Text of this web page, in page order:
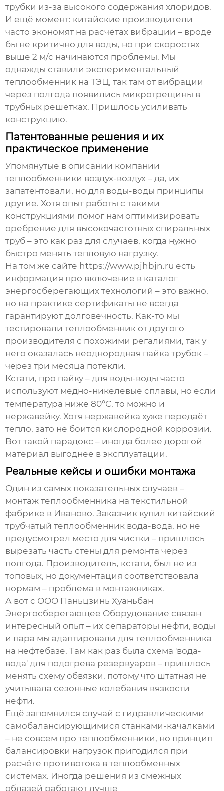
трубки из-за высокого содержания хлоридов.
И ещё момент: китайские производители
часто экономят на расчётах вибрации – вроде
бы не критично для воды, но при скоростях
выше 2 м/с начинаются проблемы. Мы
однажды ставили экспериментальный
теплообменник на ТЭЦ, так там от вибрации
через полгода появились микротрещины в
трубных решётках. Пришлось усиливать
конструкцию.
Патентованные решения и их
практическое применение
Упомянутые в описании компании
теплообменники воздух-воздух – да, их
запатентовали, но для воды-воды принципы
другие. Хотя опыт работы с такими
конструкциями помог нам оптимизировать
оребрение для высокочастотных спиральных
труб – это как раз для случаев, когда нужно
быстро менять тепловую нагрузку.
На том же сайте https://www.pjhbjn.ru есть
информация про включение в каталог
энергосберегающих технологий – это важно,
но на практике сертификаты не всегда
гарантируют долговечность. Как-то мы
тестировали теплообменник от другого
производителя с похожими регалиями, так у
него оказалась неоднородная пайка трубок –
через три месяца потекли.
Кстати, про пайку – для воды-воды часто
используют медно-никелевые сплавы, но если
температура ниже 80°C, то можно и
нержавейку. Хотя нержавейка хуже передаёт
тепло, зато не боится кислородной коррозии.
Вот такой парадокс – иногда более дорогой
материал выгоднее в эксплуатации.
Реальные кейсы и ошибки монтажа
Один из самых показательных случаев –
монтаж теплообменника на текстильной
фабрике в Иваново. Заказчик купил китайский
трубчатый теплообменник вода-вода, но не
предусмотрел место для чистки – пришлось
вырезать часть стены для ремонта через
полгода. Производитель, кстати, был не из
топовых, но документация соответствовала
нормам – проблема в монтажниках.
А вот с ООО Паньцзинь Хуаньбан
Энергосберегающее Оборудование связан
интересный опыт – их сепараторы нефти, воды
и пара мы адаптировали для теплообменника
на нефтебазе. Там как раз была схема 'вода-
вода' для подогрева резервуаров – пришлось
менять схему обвязки, потому что штатная не
учитывала сезонные колебания вязкости
нефти.
Ещё запомнился случай с гидравлическими
самобалансирующимися станками-качалками
– не совсем про теплообменники, но принцип
балансировки нагрузок пригодился при
расчёте противотока в теплообменных
системах. Иногда решения из смежных
облазей работают лучше